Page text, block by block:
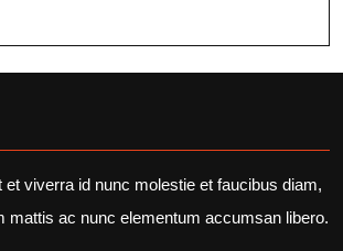
et viverra id nunc molestie et faucibus diam,
mattis ac nunc elementum accumsan libero.